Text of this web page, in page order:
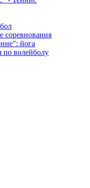
соревнования
йога
по волейболу